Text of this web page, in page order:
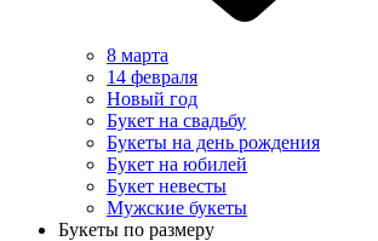
8 марта
14 февраля
Новый год
Букет на свадьбу
Букеты на день рождения
Букет на юбилей
Букет невесты
Мужские букеты
Букеты по размеру